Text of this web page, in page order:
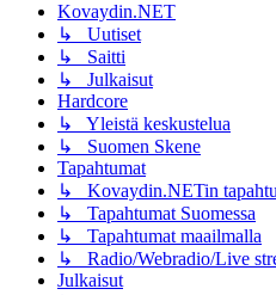
Kovaydin.NET
↳ Uutiset
↳ Saitti
↳ Julkaisut
Hardcore
↳ Yleistä keskustelua
↳ Suomen Skene
Tapahtumat
↳ Kovaydin.NETin
↳ Tapahtumat Suomessa
↳ Tapahtumat maailmalla
↳ Radio/Webradio/Live
Julkaisut